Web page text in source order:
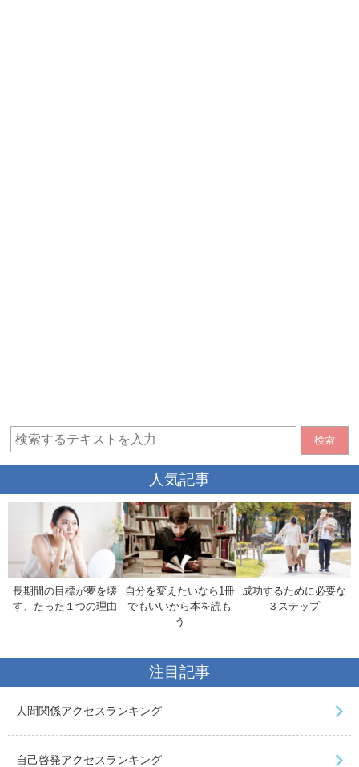
検索
人気記事
長期間の目標が夢を壊
す、たった１つの理由
自分を変えたいなら1冊
でもいいから本を読も
う
成功するために必要な
３ステップ
注目記事
人間関係アクセスランキング
自己啓発アクセスランキング